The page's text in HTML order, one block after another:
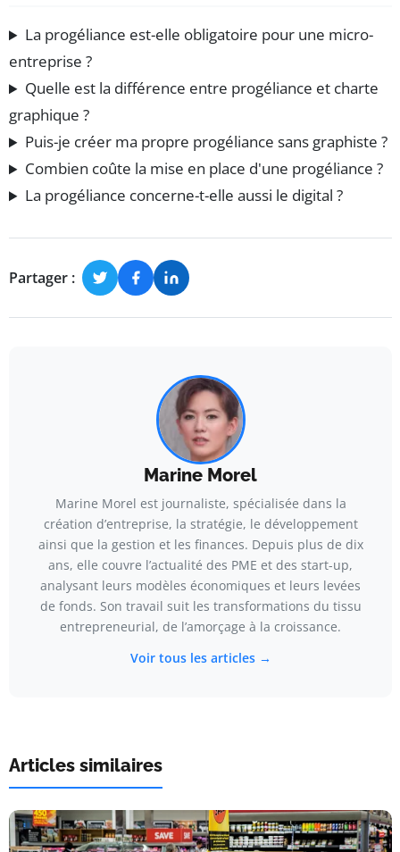
La progéliance est-elle obligatoire pour une micro-
entreprise ?
Quelle est la différence entre progéliance et charte
graphique ?
Puis-je créer ma propre progéliance sans graphiste ?
Combien coûte la mise en place d'une progéliance ?
La progéliance concerne-t-elle aussi le digital ?
Partager :
Marine Morel
Marine Morel est journaliste, spécialisée dans la
création d’entreprise, la stratégie, le développement
ainsi que la gestion et les finances. Depuis plus de dix
ans, elle couvre l’actualité des PME et des start-up,
analysant leurs modèles économiques et leurs levées
de fonds. Son travail suit les transformations du tissu
entrepreneurial, de l’amorçage à la croissance.
Voir tous les articles →
Articles similaires